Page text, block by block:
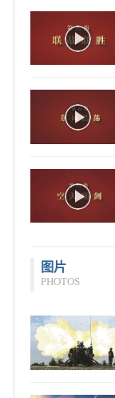
图片
PHOTOS